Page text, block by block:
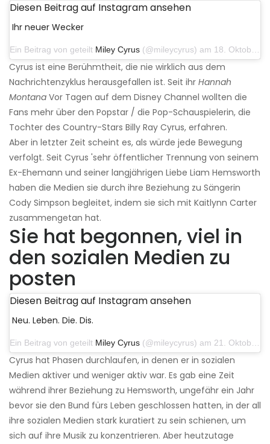
Diesen Beitrag auf Instagram ansehen
Ihr neuer Wecker
Ein Beitrag von geteilt Miley Cyrus (@mileycyrus) am 18. Oktober 2019 um 19:03 Uhr PDT
Cyrus ist eine Berühmtheit, die nie wirklich aus dem
Nachrichtenzyklus herausgefallen ist. Seit ihr Hannah
Montana Vor Tagen auf dem Disney Channel wollten die
Fans mehr über den Popstar / die Pop-Schauspielerin, die
Tochter des Country-Stars Billy Ray Cyrus, erfahren.
Aber in letzter Zeit scheint es, als würde jede Bewegung
verfolgt. Seit Cyrus 'sehr öffentlicher Trennung von seinem
Ex-Ehemann und seiner langjährigen Liebe Liam Hemsworth
haben die Medien sie durch ihre Beziehung zu Sängerin
Cody Simpson begleitet, indem sie sich mit Kaitlynn Carter
zusammengetan hat.
Sie hat begonnen, viel in
den sozialen Medien zu
posten
Diesen Beitrag auf Instagram ansehen
Neu. Leben. Die. Dis.
Ein Beitrag von geteilt Miley Cyrus (@mileycyrus) am 21. Oktober 2019 um 12:31 Uhr PDT
Cyrus hat Phasen durchlaufen, in denen er in sozialen
Medien aktiver und weniger aktiv war. Es gab eine Zeit
während ihrer Beziehung zu Hemsworth, ungefähr ein Jahr
bevor sie den Bund fürs Leben geschlossen hatten, in der all
ihre sozialen Medien stark kuratiert zu sein schienen, um
sich auf ihre Musik zu konzentrieren. Aber heutzutage